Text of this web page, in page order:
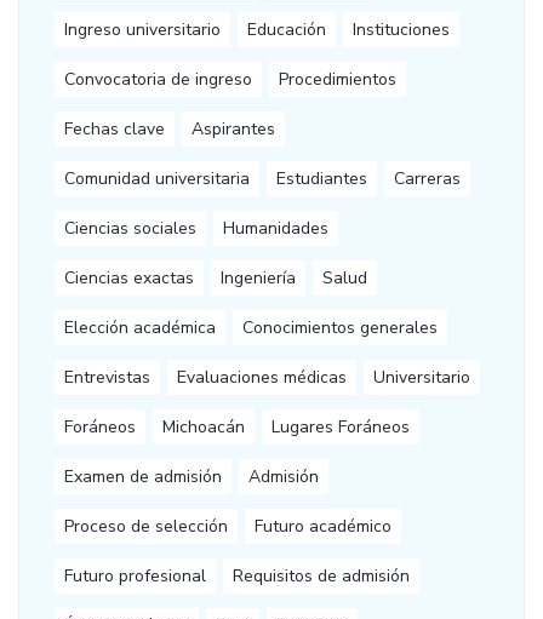
Ingreso universitario Educación Instituciones
Convocatoria de ingreso Procedimientos
Fechas clave Aspirantes
Comunidad universitaria Estudiantes Carreras
Ciencias sociales Humanidades
Ciencias exactas Ingeniería Salud
Elección académica Conocimientos generales
Entrevistas Evaluaciones médicas Universitario
Foráneos Michoacán Lugares Foráneos
Examen de admisión Admisión
Proceso de selección Futuro académico
Futuro profesional Requisitos de admisión